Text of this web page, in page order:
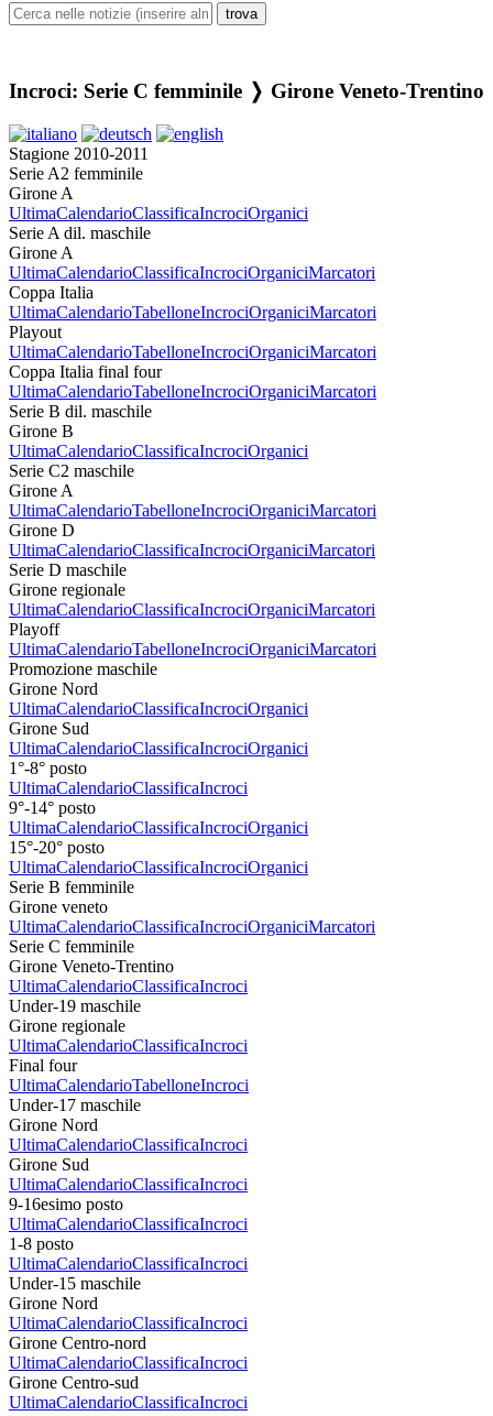
Incroci: Serie C femminile ❭ Girone Veneto-Trentino
Stagione 2010-2011
Serie A2 femminile
Girone A
UltimaCalendarioClassificaIncrociOrganici
Serie A dil. maschile
Girone A
UltimaCalendarioClassificaIncrociOrganiciMarcatori
Coppa Italia
UltimaCalendarioTabelloneIncrociOrganiciMarcatori
Playout
UltimaCalendarioTabelloneIncrociOrganiciMarcatori
Coppa Italia final four
UltimaCalendarioTabelloneIncrociOrganiciMarcatori
Serie B dil. maschile
Girone B
UltimaCalendarioClassificaIncrociOrganici
Serie C2 maschile
Girone A
UltimaCalendarioTabelloneIncrociOrganiciMarcatori
Girone D
UltimaCalendarioClassificaIncrociOrganiciMarcatori
Serie D maschile
Girone regionale
UltimaCalendarioClassificaIncrociOrganiciMarcatori
Playoff
UltimaCalendarioTabelloneIncrociOrganiciMarcatori
Promozione maschile
Girone Nord
UltimaCalendarioClassificaIncrociOrganici
Girone Sud
UltimaCalendarioClassificaIncrociOrganici
1°-8° posto
UltimaCalendarioClassificaIncroci
9°-14° posto
UltimaCalendarioClassificaIncrociOrganici
15°-20° posto
UltimaCalendarioClassificaIncrociOrganici
Serie B femminile
Girone veneto
UltimaCalendarioClassificaIncrociOrganiciMarcatori
Serie C femminile
Girone Veneto-Trentino
UltimaCalendarioClassificaIncroci
Under-19 maschile
Girone regionale
UltimaCalendarioClassificaIncroci
Final four
UltimaCalendarioTabelloneIncroci
Under-17 maschile
Girone Nord
UltimaCalendarioClassificaIncroci
Girone Sud
UltimaCalendarioClassificaIncroci
9-16esimo posto
UltimaCalendarioClassificaIncroci
1-8 posto
UltimaCalendarioClassificaIncroci
Under-15 maschile
Girone Nord
UltimaCalendarioClassificaIncroci
Girone Centro-nord
UltimaCalendarioClassificaIncroci
Girone Centro-sud
UltimaCalendarioClassificaIncroci